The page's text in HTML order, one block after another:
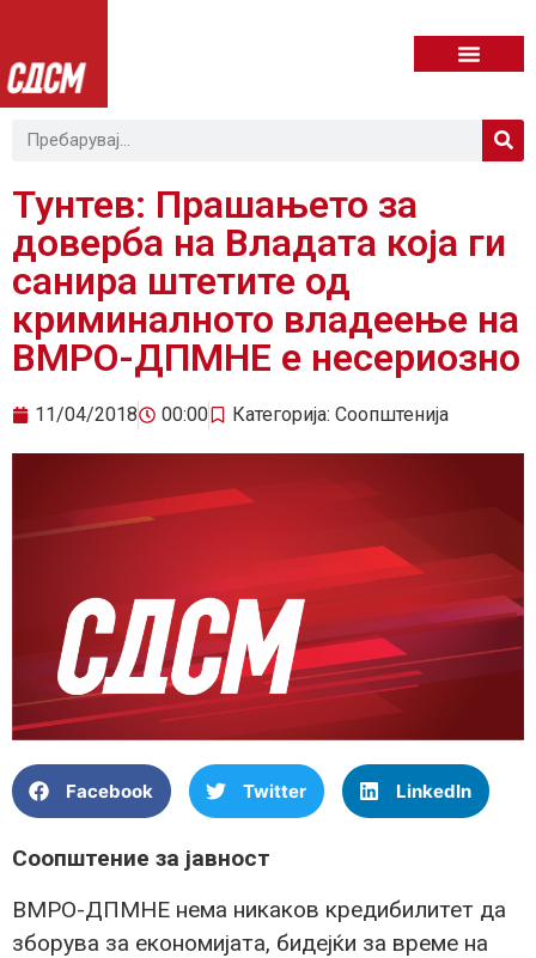
Тунтев: Прашањето за
доверба на Владата која ги
санира штетите од
криминалното владеење на
ВМРО-ДПМНЕ е несериозно
11/04/2018 00:00 Категорија: Соопштенија
Facebook Twitter LinkedIn
Соопштение за јавност
ВМРО-ДПМНЕ нема никаков кредибилитет да
зборува за економијата, бидејќи за време на